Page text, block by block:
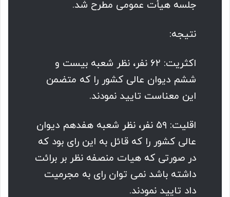
جلسه هیأت عمومی مطرح شد.
نتیجه:
اکثریت: ۶۲ نفر، نظر شعبه بیست و
ششم دیوان عالی کشور را که متضمن
این معناست تایید نمودند.
اقلیت: ۵۹ نفر، نظر شعبه هفدهم دیوان
عالی کشور را که قائل به این رای بود که
در صورتی که هیات منصفه نظر بر برائت
داشته باشد نمی توان رای به مجرمیت
داد تایید نمودند.